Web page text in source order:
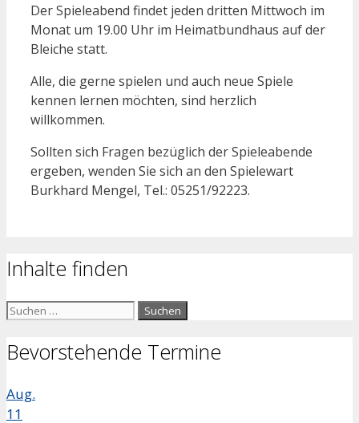
Der Spieleabend findet jeden dritten Mittwoch im
Monat um 19.00 Uhr im Heimatbundhaus auf der
Bleiche statt.
Alle, die gerne spielen und auch neue Spiele
kennen lernen möchten, sind herzlich
willkommen.
Sollten sich Fragen bezüglich der Spieleabende
ergeben, wenden Sie sich an den Spielewart
Burkhard Mengel, Tel.: 05251/92223.
Inhalte finden
Suchen
Bevorstehende Termine
Aug.
11